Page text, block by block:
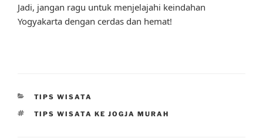
Jadi, jangan ragu untuk menjelajahi keindahan
Yogyakarta dengan cerdas dan hemat!
CATEGORIES
TIPS WISATA
TAGS
TIPS WISATA KE JOGJA MURAH